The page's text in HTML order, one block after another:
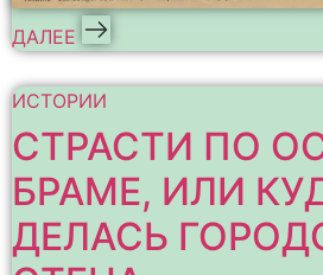
ДАЛЕЕ
ИСТОРИИ
СТРАСТИ ПО
БРАМЕ, ИЛИ
ДЕЛАСЬ